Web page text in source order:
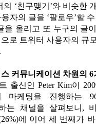
의 ‘친구맺기 ’와 비슷한
자의 글을 ‘팔로우’할
을 올리고 또 누구의 글
로 트위터 사용자의 규
.
커뮤니케이션 차원의 6
출신인 Peter Kim이
마케팅을 진행하는
는 채널을 살펴보니 ,
에 이어 세 번째가